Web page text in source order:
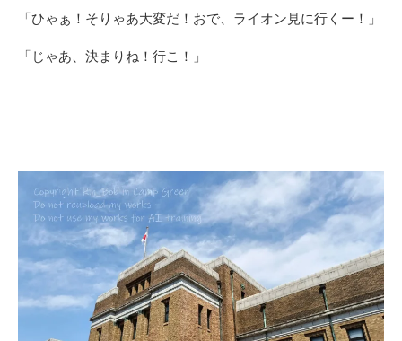
「ひゃぁ！そりゃあ大変だ！おで、ライオン見に行くー！」
「じゃあ、決まりね！行こ！」